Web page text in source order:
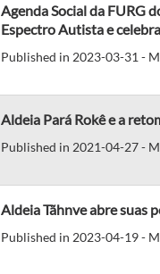
Agenda Social da FURG
Espectro Autista e
Published in 2023-03-31 -
Aldeia Pará Rokê e a
Published in 2021-04-27 -
Aldeia Tãhnve abre suas
Published in 2023-04-19 -